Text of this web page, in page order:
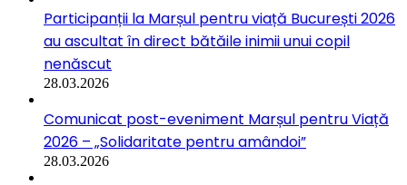
Participanții la Marșul pentru viață București 2026
au ascultat în direct bătăile inimii unui copil
nenăscut
28.03.2026
Comunicat post-eveniment Marșul pentru Viață
2026 – „Solidaritate pentru amândoi”
28.03.2026